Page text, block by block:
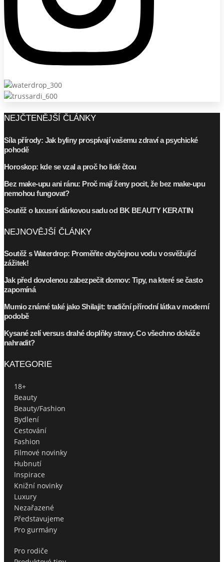
NEJČTENĚJŠÍ ČLÁNKY
Síla přírody: Jak byliny prospívají vašemu zdraví a psychické
pohodě
Horoskop: kde se vzal a proč ho lidé čtou
Bez make-upu ani ránu: Proč mají ženy pocit, že bez make-upu
nemohou fungovat?
Soutěž o luxusní dárkovou sadu od BK BEAUTY KERATIN
NEJNOVĚJŠÍ ČLÁNKY
Soutěž s Waterdrop: Proměňte obyčejnou vodu v osvěžující
zážitek!
Jak před dovolenou zabezpečit domov: Tipy, na které se často
zapomíná
Mumio známé také jako Shilajit: tradiční přírodní látka v moderní
podobě
Kysané zelí versus drahé doplňky stravy. Co všechno dokáže
nahradit?
KATEGORIE
18+
Beauty
Beauty/Fashion
Bydlení
Cestování
Fashion
Filmové novinky
Hubnutí
Inspirace
Knižní novinky
Luxury
Nezařazené
Představujeme
Pro gurmány
Pro rodiče